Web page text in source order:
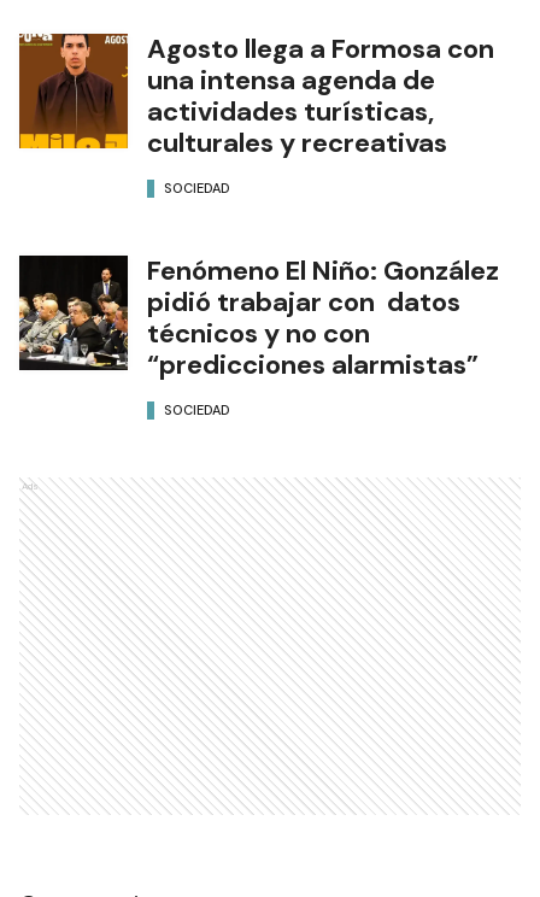
Agosto llega a Formosa con
una intensa agenda de
actividades turísticas,
culturales y recreativas
SOCIEDAD
Fenómeno El Niño: González
pidió trabajar con datos
técnicos y no con
“predicciones alarmistas”
SOCIEDAD
Ads